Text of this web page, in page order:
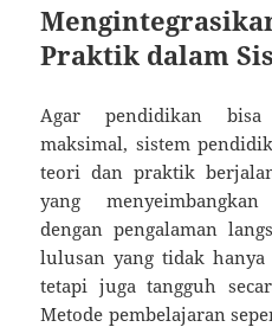
Praktik dalam
Agar pendidikan bisa
maksimal, sistem
teori dan praktik
yang
dengan pengalaman
lulusan yang tidak hanya
tetapi juga tangguh
Metode pembelajaran